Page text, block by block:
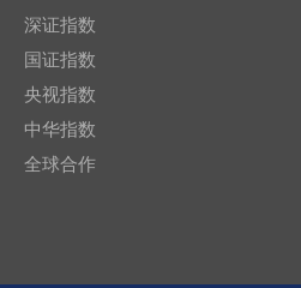
深证指数
国证指数
央视指数
中华指数
全球合作